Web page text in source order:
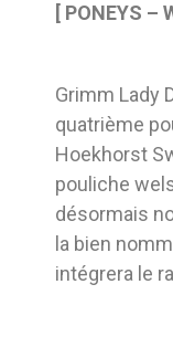
[ PONEYS –
Grimm Lady
quatrième
Hoekhorst
pouliche
désormais
la bien
intégrera le